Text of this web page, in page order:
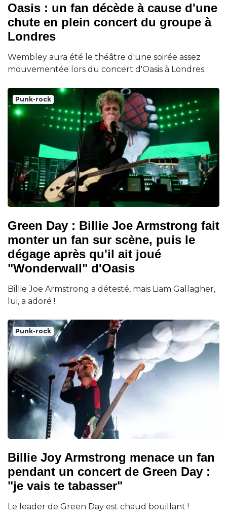
Oasis : un fan décède à cause d'une
chute en plein concert du groupe à
Londres
Wembley aura été le théâtre d'une soirée assez
mouvementée lors du concert d'Oasis à Londres.
Punk-rock
Green Day : Billie Joe Armstrong fait
monter un fan sur scène, puis le
dégage après qu'il ait joué
"Wonderwall" d'Oasis
Billie Joe Armstrong a détesté, mais Liam Gallagher,
lui, a adoré !
Punk-rock
Billie Joy Armstrong menace un fan
pendant un concert de Green Day :
"je vais te tabasser"
Le leader de Green Day est chaud bouillant !